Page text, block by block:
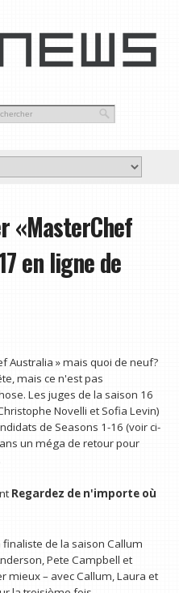
«MasterChef
en ligne de
Australia » mais quoi de neuf?
mais ce n'est pas
Les juges de la saison 16
Novelli et Sofia Levin)
de Seasons 1-16 (voir ci-
un méga de retour pour
Regardez de n'importe où
finaliste de la saison Callum
Pete Campbell et
mieux – avec Callum, Laura et